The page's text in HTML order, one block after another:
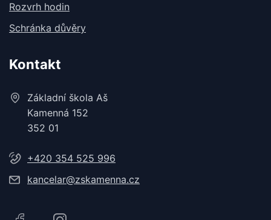
Rozvrh hodin
Schránka důvěry
Kontakt
Základní škola Aš
Kamenná 152
352 01
+420 354 525 996
kancelar@zskamenna.cz